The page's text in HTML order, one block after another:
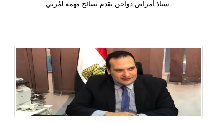
استاذ أمراض دواجن يقدم نصائح مهمة لمُربي